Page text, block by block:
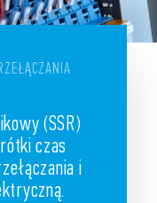
(SSR)
czas
i